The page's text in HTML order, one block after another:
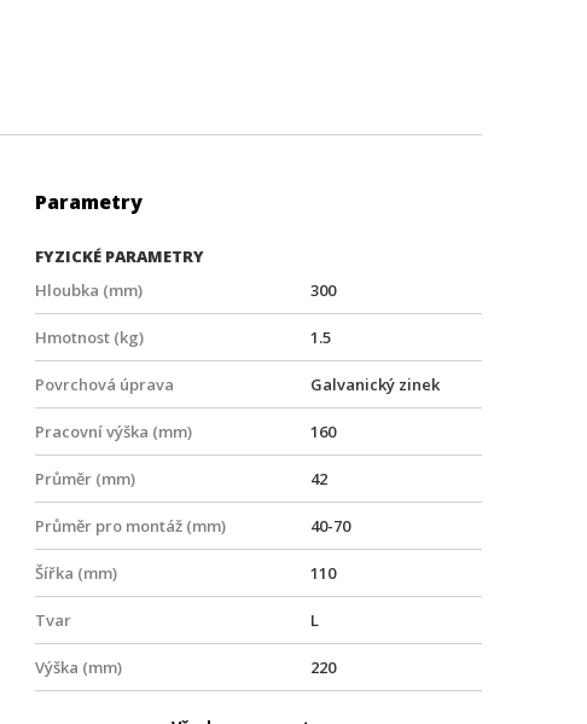
Parametry
FYZICKÉ PARAMETRY
Hloubka (mm)
300
Hmotnost (kg) 1.5
Povrchová úprava Galvanický zinek
Pracovní výška (mm) 160
Průměr (mm) 42
Průměr pro montáž (mm) 40-70
Šířka (mm) 110
Tvar L
Výška (mm) 220